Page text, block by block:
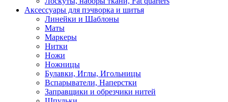
Аксессуары для пэчворка и шитья
Линейки и Шаблоны
Маты
Маркеры
Нитки
Ножи
Ножницы
Булавки, Иглы, Игольницы
Вспарыватели, Наперстки
Заправщики и обрезчики нитей